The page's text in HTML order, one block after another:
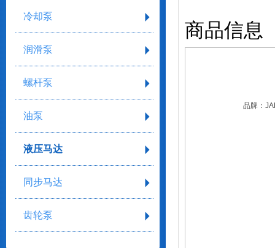
冷却泵
润滑泵
螺杆泵
油泵
液压马达
同步马达
齿轮泵
商品信息
品牌：